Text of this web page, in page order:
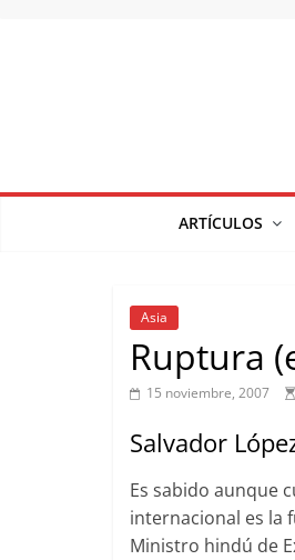
ARTÍCULOS
Asia
Ruptura
15 noviembre, 2007
Salvador
Es sabido aunque
internacional es la
Ministro hindú de